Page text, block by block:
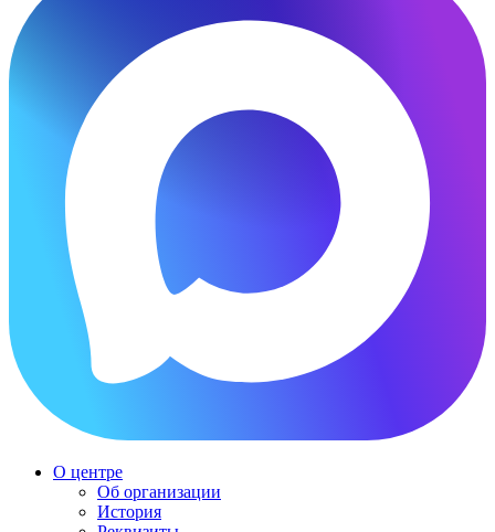
О центре
Об организации
История